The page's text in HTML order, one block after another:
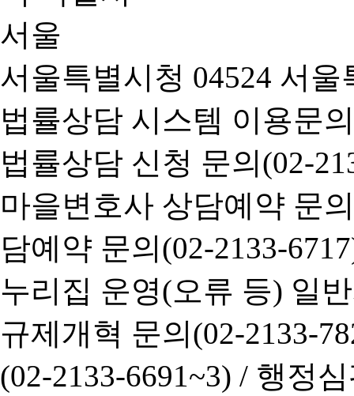
서울특별시청 04524 서
법률상담 시스템 이용문
법률상담 신청 문의(02-
마을변호사 상담예약 문
담예약 문의(02-2133-
누리집 운영(오류 등) 일
규제개혁 문의(02-2133-
(02-2133-6691~3) / 행정심